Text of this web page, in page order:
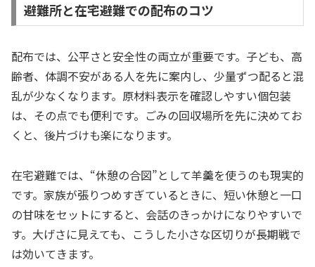
避難所と在宅避難での配布のコツ
配布では、公平さと安全性の両立が重要です。子ども、高
齢者、体調不安がある人を先に案内し、少量ずつ配ると混
乱が少なくなります。原材料表示を確認しやすい個包装
は、その点でも便利です。ごみの回収場所を先に決めてお
くと、後片づけも楽になります。
在宅避難では、“休憩の合図”として羊羹を使うのも現実的
です。家族が張りつめすぎているときに、短い休憩と一口
の甘味をセットにすると、会話のきっかけになりやすいで
す。大げさに見えても、こうした小さな区切りが長期戦で
は効いてきます。